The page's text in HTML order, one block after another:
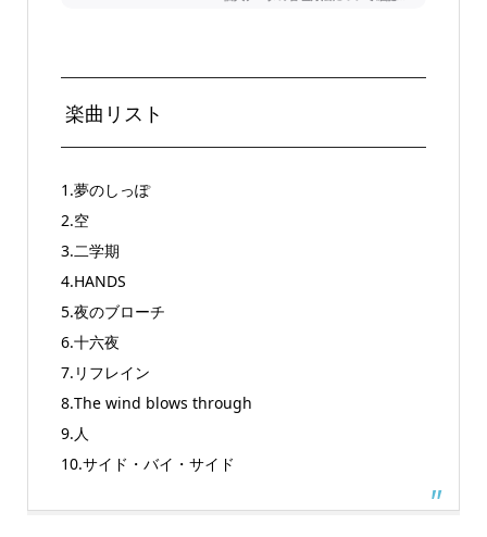
楽曲リスト
1.夢のしっぽ
2.空
3.二学期
4.HANDS
5.夜のブローチ
6.十六夜
7.リフレイン
8.The wind blows through
9.人
10.サイド・バイ・サイド